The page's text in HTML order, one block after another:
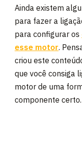
Ainda existem
para fazer a
para configurar os
esse motor.
criou este
que você consiga
motor de uma
componente